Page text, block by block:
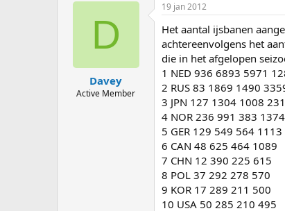
D
Davey
Active Member
19 jan 2012
Het aantal ijsbanen
achtereenvolgens het
die in het afgelopen
1 NED 936 6893 5971
2 RUS 83 1869 1490
3 JPN 127 1304 1008
4 NOR 236 991 383 1374
5 GER 129 549 564 1113
6 CAN 48 625 464 1089
7 CHN 12 390 225 615
8 POL 37 292 278 570
9 KOR 17 289 211 500
10 USA 50 285 210 495